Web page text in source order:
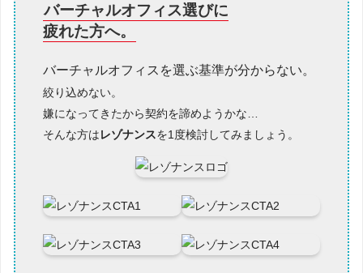
バーチャルオフィス選びに
疲れた方へ。
バーチャルオフィスを選ぶ基準が分からない。
絞り込めない。
嫌になってきたから契約を諦めようかな…
そんな方はレゾナンスを1度検討してみましょう。